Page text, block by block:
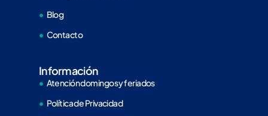
Blog
Contacto
Información
Atención domingos y feriados
Política de Privacidad